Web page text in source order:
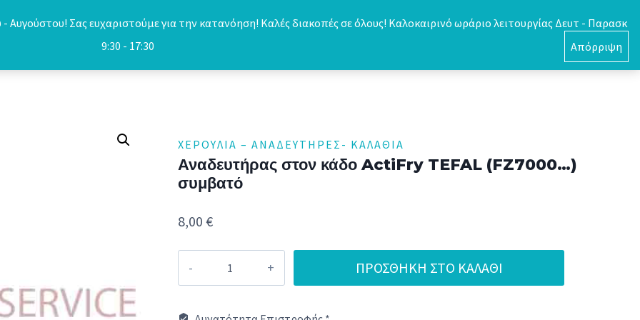
Σας ευχαριστούμε για την κατανόηση! Καλές διακοπές σε όλους! Καλοκαιρινό ωράριο λειτουργίας Δευτ - Παρασκ
9:30 - 17:30
Απόρριψη
0
ΧΕΡΟΎΛΙΑ – ΑΝΑΔΕΥΤΉΡΕΣ- ΚΑΛΆΘΙΑ
Αναδευτήρας στον κάδο ActiFry TEFAL (FZ7000…)
συμβατό
8,00€
Αναδευτήρας
στον
ΠΡΟΣΘΉΚΗ ΣΤΟ ΚΑΛΆΘΙ